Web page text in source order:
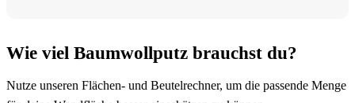
Wie viel Baumwollputz brauchst du?
Nutze unseren Flächen- und Beutelrechner, um die passende Menge